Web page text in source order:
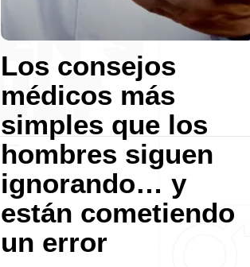
Los consejos
médicos más
simples que los
hombres siguen
ignorando… y
están cometiendo
un error